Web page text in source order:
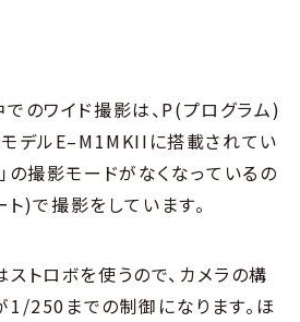
のワイド撮影は、P(プログラム)
モデルE–M1MKIIに搭載されてい
の撮影モードがなくなっているの
)で撮影をしています。
トロボを使うので、カメラの構
1/250までの制御になります。ほ